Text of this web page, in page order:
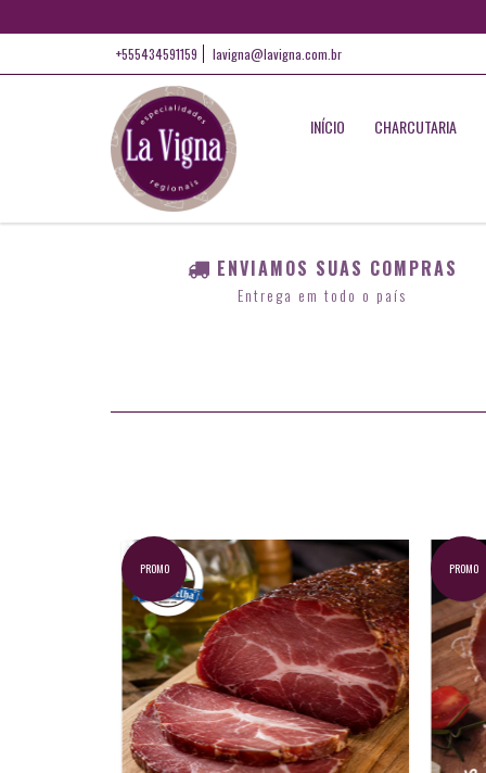
+555434591159 lavigna@lavigna.com.br
INÍCIO CHARCUTARIA
ENVIAMOS SUAS COMPRAS
Entrega em todo o país
PROMO PROMO